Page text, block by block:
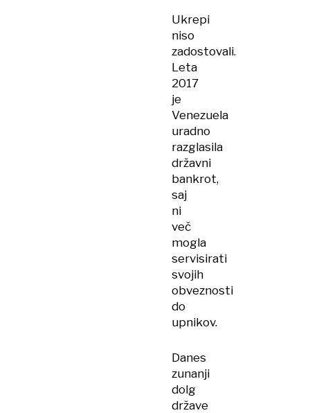
Ukrepi
niso
zadostovali.
Leta
2017
je
Venezuela
uradno
razglasila
državni
bankrot,
saj
ni
več
mogla
servisirati
svojih
obveznosti
do
upnikov.
Danes
zunanji
dolg
države